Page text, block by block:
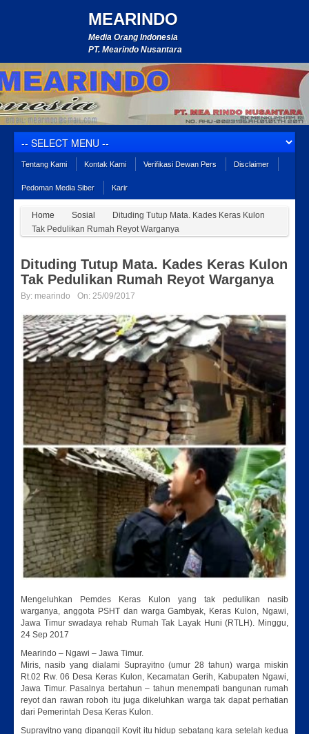
MEARINDO
Media Orang Indonesia
PT. Mearindo Nusantara
Tentang Kami Kontak Kami Verifikasi Dewan Pers Disclaimer
Pedoman Media Siber Karir
Home Sosial
Dituding Tutup Mata. Kades Keras Kulon
Tak Pedulikan Rumah Reyot Warganya
Dituding Tutup Mata. Kades Keras Kulon
Tak Pedulikan Rumah Reyot Warganya
By: mearindo On: 25/09/2017
Mengeluhkan Pemdes Keras Kulon yang tak pedulikan nasib
warganya, anggota PSHT dan warga Gambyak, Keras Kulon, Ngawi,
Jawa Timur swadaya rehab Rumah Tak Layak Huni (RTLH). Minggu,
24 Sep 2017
Mearindo – Ngawi – Jawa Timur.
Miris, nasib yang dialami Suprayitno (umur 28 tahun) warga miskin
Rt.02 Rw. 06 Desa Keras Kulon, Kecamatan Gerih, Kabupaten Ngawi,
Jawa Timur. Pasalnya bertahun – tahun menempati bangunan rumah
reyot dan rawan roboh itu juga dikeluhkan warga tak dapat perhatian
dari Pemerintah Desa Keras Kulon.
Suprayitno yang dipanggil Koyit itu hidup sebatang kara setelah kedua